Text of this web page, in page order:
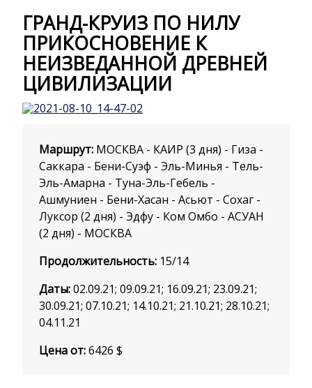
ГРАНД-КРУИЗ ПО НИЛУ
ПРИКОСНОВЕНИЕ К
НЕИЗВЕДАННОЙ ДРЕВНЕЙ
ЦИВИЛИЗАЦИИ
Маршрут: МОСКВА - КАИР (3 дня) - Гиза -
Саккара - Бени-Суэф - Эль-Минья - Тель-
Эль-Амарна - Туна-Эль-Гебель -
Ашмуниен - Бени-Хасан - Асьют - Сохаг -
Луксор (2 дня) - Эдфу - Ком Омбо - АСУАН
(2 дня) - МОСКВА
Продолжительность: 15/14
Даты:02.09.21; 09.09.21; 16.09.21; 23.09.21;
30.09.21; 07.10.21; 14.10.21; 21.10.21; 28.10.21;
04.11.21
Цена от:6426 $